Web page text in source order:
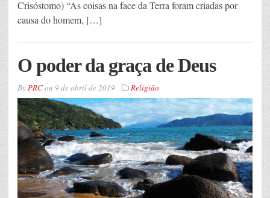
Crisóstomo) “As coisas na face da Terra foram criadas por
causa do homem, […]
O poder da graça de Deus
ByPRCon 9 de abril de 2019 Religião